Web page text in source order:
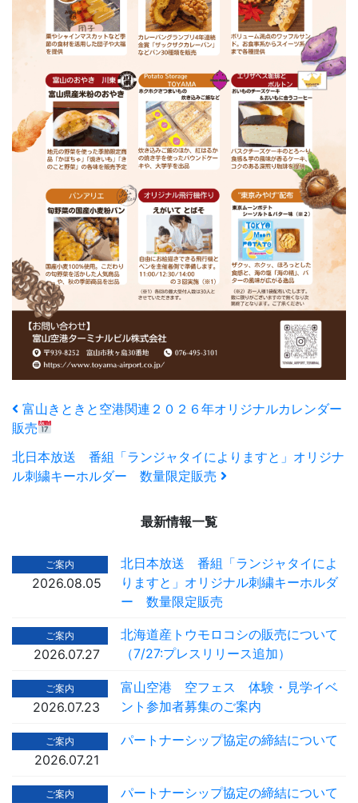
富山きときと空港関連２０２６年オリジナルカレンダー
販売
北日本放送 番組「ランジャタイによりますと」オリジナ
ル刺繍キーホルダー 数量限定販売
最新情報一覧
ご案内
2026.08.05
北日本放送 番組「ランジャタイによ
りますと」オリジナル刺繍キーホルダ
ー 数量限定販売
ご案内
2026.07.27
北海道産トウモロコシの販売について
（7/27:プレスリリース追加）
ご案内
2026.07.23
富山空港 空フェス 体験・見学イベ
ント参加者募集のご案内
ご案内
2026.07.21
パートナーシップ協定の締結について
ご案内 パートナーシップ協定の締結について